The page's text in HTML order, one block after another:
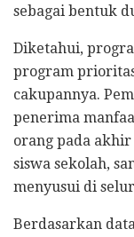
sebagai bentuk
Diketahui,
program
cakupannya.
penerima
orang pada
siswa sekolah,
menyusui di
Berdasarkan